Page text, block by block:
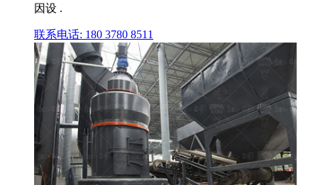
因设 .
联系电话: 180 3780 8511